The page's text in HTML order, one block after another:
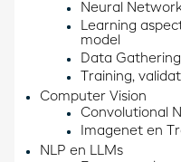
Neural
Learning
model
Data
Training,
Computer Vision
Convolutional
Imagenet en
NLP en LLMs